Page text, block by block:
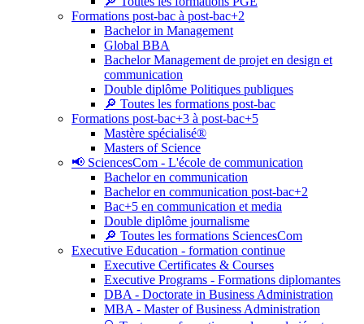
Formations post-bac à post-bac+2
Bachelor in Management
Global BBA
Bachelor Management de projet en design et
communication
Double diplôme Politiques publiques
🔎 Toutes les formations post-bac
Formations post-bac+3 à post-bac+5
Mastère spécialisé®
Masters of Science
📢 SciencesCom - L'école de communication
Bachelor en communication
Bachelor en communication post-bac+2
Bac+5 en communication et media
Double diplôme journalisme
🔎 Toutes les formations SciencesCom
Executive Education - formation continue
Executive Certificates & Courses
Executive Programs - Formations diplomantes
DBA - Doctorate in Business Administration
MBA - Master of Business Administration